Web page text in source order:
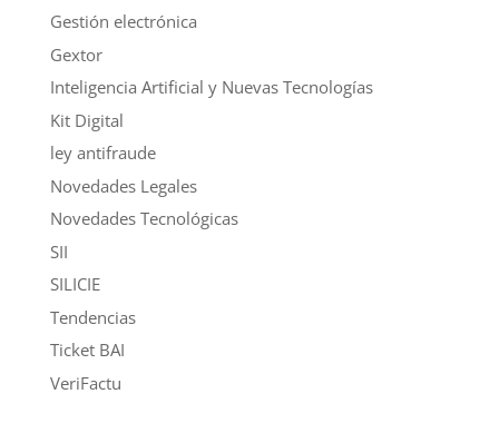
Gestión electrónica
Gextor
Inteligencia Artificial y Nuevas Tecnologías
Kit Digital
ley antifraude
Novedades Legales
Novedades Tecnológicas
SII
SILICIE
Tendencias
Ticket BAI
VeriFactu